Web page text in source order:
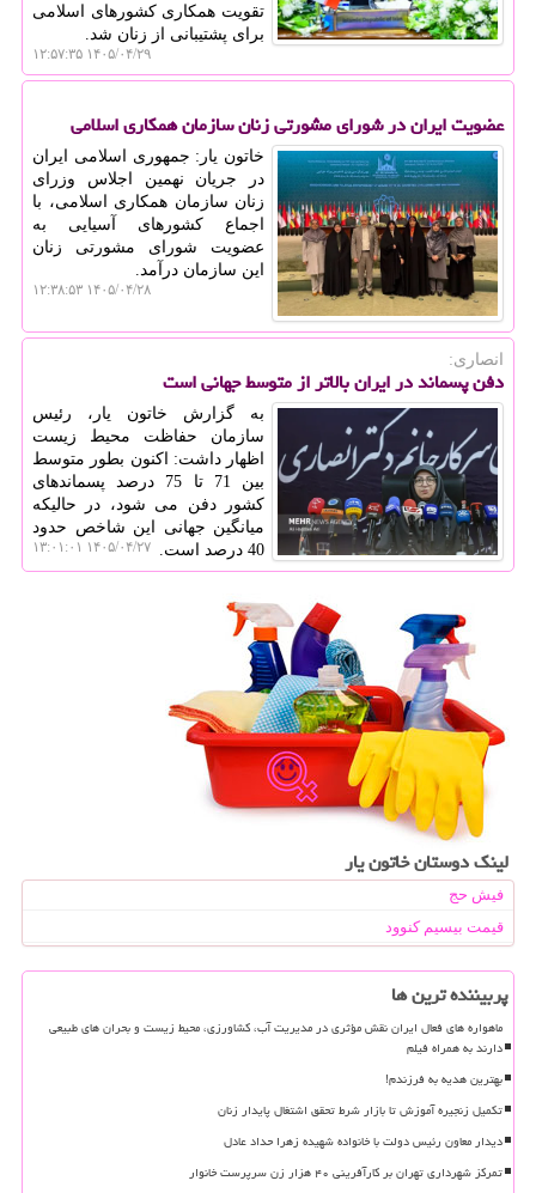
تقویت همکاری کشورهای اسلامی
برای پشتیبانی از زنان شد.
۱۴۰۵/۰۴/۲۹ ۱۲:۵۷:۳۵
عضویت ایران در شورای مشورتی زنان سازمان همکاری اسلامی
خاتون یار: جمهوری اسلامی ایران
در جریان نهمین اجلاس وزرای
زنان سازمان همکاری اسلامی، با
اجماع کشورهای آسیایی به
عضویت شورای مشورتی زنان
این سازمان درآمد.
۱۴۰۵/۰۴/۲۸ ۱۲:۳۸:۵۳
انصاری:
دفن پسماند در ایران بالاتر از متوسط جهانی است
به گزارش خاتون یار، رئیس
سازمان حفاظت محیط زیست
اظهار داشت: اکنون بطور متوسط
بین 71 تا 75 درصد پسماندهای
کشور دفن می شود، در حالیکه
میانگین جهانی این شاخص حدود
40 درصد است.
۱۴۰۵/۰۴/۲۷ ۱۳:۰۱:۰۱
لینک دوستان خاتون یار
فیش حج
قیمت بیسیم کنوود
پربیننده ترین ها
ماهواره های فعال ایران نقش مؤثری در مدیریت آب، کشاورزی، محیط زیست و بحران های طبیعی
دارند به همراه فیلم
بهترین هدیه به فرزندم!
تکمیل زنجیره آموزش تا بازار شرط تحقق اشتغال پایدار زنان
دیدار معاون رئیس دولت با خانواده شهیده زهرا حداد عادل
تمرکز شهرداری تهران بر کارآفرینی ۴۰ هزار زن سرپرست خانوار